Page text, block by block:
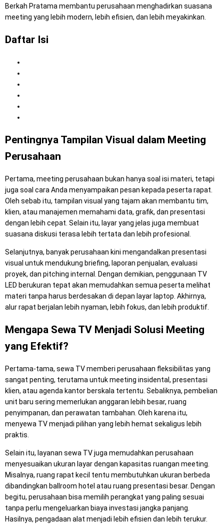
Berkah Pratama membantu perusahaan menghadirkan suasana
meeting yang lebih modern, lebih efisien, dan lebih meyakinkan.
Daftar Isi
Pentingnya Tampilan Visual dalam Meeting
Perusahaan
Pertama, meeting perusahaan bukan hanya soal isi materi, tetapi
juga soal cara Anda menyampaikan pesan kepada peserta rapat.
Oleh sebab itu, tampilan visual yang tajam akan membantu tim,
klien, atau manajemen memahami data, grafik, dan presentasi
dengan lebih cepat. Selain itu, layar yang jelas juga membuat
suasana diskusi terasa lebih tertata dan lebih profesional.
Selanjutnya, banyak perusahaan kini mengandalkan presentasi
visual untuk mendukung briefing, laporan penjualan, evaluasi
proyek, dan pitching internal. Dengan demikian, penggunaan TV
LED berukuran tepat akan memudahkan semua peserta melihat
materi tanpa harus berdesakan di depan layar laptop. Akhirnya,
alur rapat berjalan lebih nyaman, lebih fokus, dan lebih produktif.
Mengapa Sewa TV Menjadi Solusi Meeting
yang Efektif?
Pertama-tama, sewa TV memberi perusahaan fleksibilitas yang
sangat penting, terutama untuk meeting insidental, presentasi
klien, atau agenda kantor berskala tertentu. Sebaliknya, pembelian
unit baru sering memerlukan anggaran lebih besar, ruang
penyimpanan, dan perawatan tambahan. Oleh karena itu,
menyewa TV menjadi pilihan yang lebih hemat sekaligus lebih
praktis.
Selain itu, layanan sewa TV juga memudahkan perusahaan
menyesuaikan ukuran layar dengan kapasitas ruangan meeting.
Misalnya, ruang rapat kecil tentu membutuhkan ukuran berbeda
dibandingkan ballroom hotel atau ruang presentasi besar. Dengan
begitu, perusahaan bisa memilih perangkat yang paling sesuai
tanpa perlu mengeluarkan biaya investasi jangka panjang.
Hasilnya, pengadaan alat menjadi lebih efisien dan lebih terukur.